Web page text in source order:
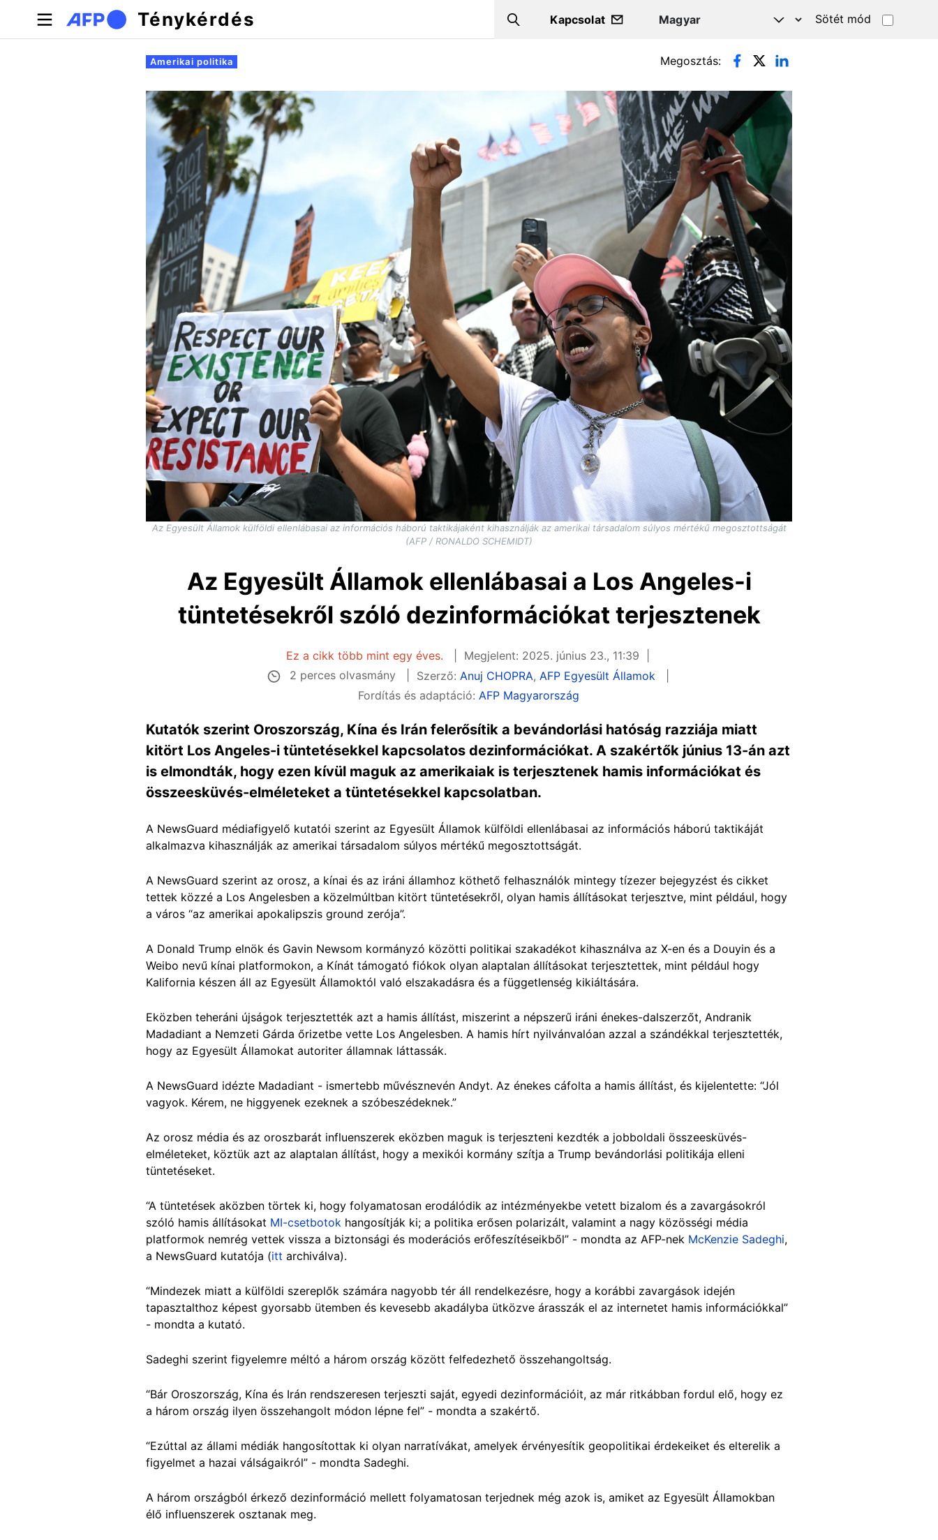
Ténykérdés Search
Kapcsolat Sötét mód
Elsődleges fülek
Amerikai politika Megosztás:
Az Egyesült Államok külföldi ellenlábasai az információs háború taktikájaként kihasználják az amerikai társadalom súlyos mértékű megosztottságát
(AFP / RONALDO SCHEMIDT)
Az Egyesült Államok ellenlábasai a Los Angeles-i
tüntetésekről szóló dezinformációkat terjesztenek
Ez a cikk több mint egy éves.
Megjelent: 2025. június 23., 11:39
2 perces olvasmány
Szerző: Anuj CHOPRA, AFP Egyesült Államok
Fordítás és adaptáció: AFP Magyarország
Kutatók szerint Oroszország, Kína és Irán felerősítik a bevándorlási hatóság razziája miatt
kitört Los Angeles-i tüntetésekkel kapcsolatos dezinformációkat. A szakértők június 13-án azt
is elmondták, hogy ezen kívül maguk az amerikaiak is terjesztenek hamis információkat és
összeesküvés-elméleteket a tüntetésekkel kapcsolatban.
A NewsGuard médiafigyelő kutatói szerint az Egyesült Államok külföldi ellenlábasai az információs háború taktikáját
alkalmazva kihasználják az amerikai társadalom súlyos mértékű megosztottságát.
A NewsGuard szerint az orosz, a kínai és az iráni államhoz köthető felhasználók mintegy tízezer bejegyzést és cikket
tettek közzé a Los Angelesben a közelmúltban kitört tüntetésekről, olyan hamis állításokat terjesztve, mint például, hogy
a város “az amerikai apokalipszis ground zerója”.
A Donald Trump elnök és Gavin Newsom kormányzó közötti politikai szakadékot kihasználva az X-en és a Douyin és a
Weibo nevű kínai platformokon, a Kínát támogató fiókok olyan alaptalan állításokat terjesztettek, mint például hogy
Kalifornia készen áll az Egyesült Államoktól való elszakadásra és a függetlenség kikiáltására.
Eközben teheráni újságok terjesztették azt a hamis állítást, miszerint a népszerű iráni énekes-dalszerzőt, Andranik
Madadiant a Nemzeti Gárda őrizetbe vette Los Angelesben. A hamis hírt nyilvánvalóan azzal a szándékkal terjesztették,
hogy az Egyesült Államokat autoriter államnak láttassák.
A NewsGuard idézte Madadiant - ismertebb művésznevén Andyt. Az énekes cáfolta a hamis állítást, és kijelentette: “Jól
vagyok. Kérem, ne higgyenek ezeknek a szóbeszédeknek.”
Az orosz média és az oroszbarát influenszerek eközben maguk is terjeszteni kezdték a jobboldali összeesküvés-
elméleteket, köztük azt az alaptalan állítást, hogy a mexikói kormány szítja a Trump bevándorlási politikája elleni
tüntetéseket.
“A tüntetések aközben törtek ki, hogy folyamatosan erodálódik az intézményekbe vetett bizalom és a zavargásokról
szóló hamis állításokat MI-csetbotok hangosítják ki; a politika erősen polarizált, valamint a nagy közösségi média
platformok nemrég vettek vissza a biztonsági és moderációs erőfeszítéseikből” - mondta az AFP-nek McKenzie Sadeghi,
a NewsGuard kutatója (itt archiválva).
“Mindezek miatt a külföldi szereplők számára nagyobb tér áll rendelkezésre, hogy a korábbi zavargások idején
tapasztalthoz képest gyorsabb ütemben és kevesebb akadályba ütközve árasszák el az internetet hamis információkkal”
- mondta a kutató.
Sadeghi szerint figyelemre méltó a három ország között felfedezhető összehangoltság.
“Bár Oroszország, Kína és Irán rendszeresen terjeszti saját, egyedi dezinformációit, az már ritkábban fordul elő, hogy ez
a három ország ilyen összehangolt módon lépne fel” - mondta a szakértő.
“Ezúttal az állami médiák hangosítottak ki olyan narratívákat, amelyek érvényesítik geopolitikai érdekeiket és elterelik a
figyelmet a hazai válságaikról” - mondta Sadeghi.
A három országból érkező dezinformáció mellett folyamatosan terjednek még azok is, amiket az Egyesült Államokban
élő influenszerek osztanak meg.